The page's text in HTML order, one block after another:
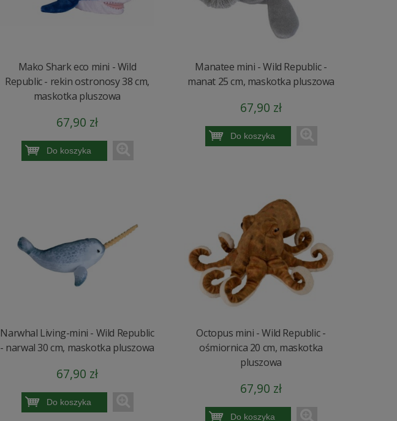
Mako Shark eco mini - Wild
Republic - rekin ostronosy 38 cm,
maskotka pluszowa
67,90 zł
Do koszyka
Manatee mini - Wild Republic -
manat 25 cm, maskotka pluszowa
67,90 zł
Do koszyka
Narwhal Living-mini - Wild Republic
- narwal 30 cm, maskotka pluszowa
67,90 zł
Do koszyka
Octopus mini - Wild Republic -
ośmiornica 20 cm, maskotka
pluszowa
67,90 zł
Do koszyka